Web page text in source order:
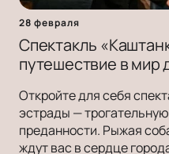
28 февраля
Спектакль
путешествие в мир
Откройте для себя
эстрады —
преданности. Рыжая
ждут вас в сердце